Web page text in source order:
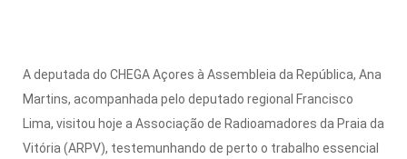
A deputada do CHEGA Açores à Assembleia da República, Ana
Martins, acompanhada pelo deputado regional Francisco
Lima, visitou hoje a Associação de Radioamadores da Praia da
Vitória (ARPV), testemunhando de perto o trabalho essencial